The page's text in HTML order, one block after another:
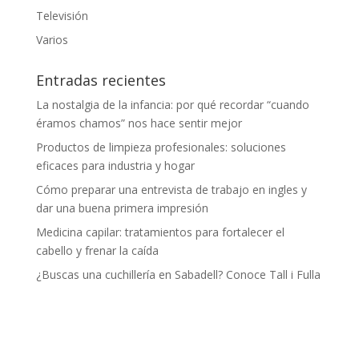
Televisión
Varios
Entradas recientes
La nostalgia de la infancia: por qué recordar “cuando
éramos chamos” nos hace sentir mejor
Productos de limpieza profesionales: soluciones
eficaces para industria y hogar
Cómo preparar una entrevista de trabajo en ingles y
dar una buena primera impresión
Medicina capilar: tratamientos para fortalecer el
cabello y frenar la caída
¿Buscas una cuchillería en Sabadell? Conoce Tall i Fulla